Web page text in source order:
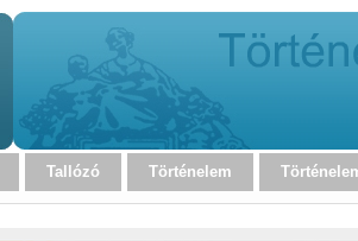
Tallózó Történelem